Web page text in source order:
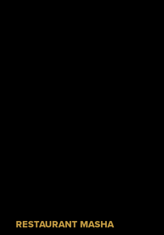
RESTAURANT MASHA